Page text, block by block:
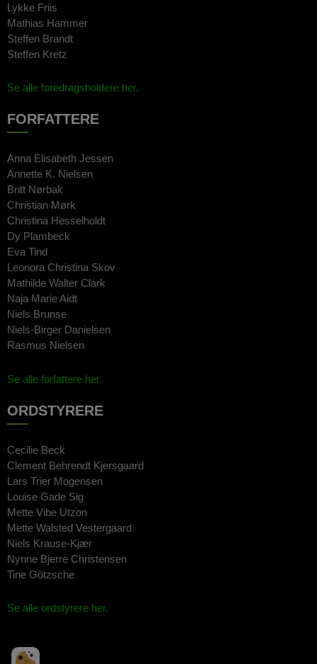
Lykke Friis
Mathias Hammer
Steffen Brandt
Steffen Kretz
Se alle foredragsholdere her.
FORFATTERE
Anna Elisabeth Jessen
Annette K. Nielsen
Britt Nørbak
Christian Mørk
Christina Hesselholdt
Dy Plambeck
Eva Tind
Leonora Christina Skov
Mathilde Walter Clark
Naja Marie Aidt
Niels Brunse
Niels-Birger Danielsen
Rasmus Nielsen
Se alle forfattere her.
ORDSTYRERE
Cecilie Beck
Clement Behrendt Kjersgaard
Lars Trier Mogensen
Louise Gade Sig
Mette Vibe Utzon
Mette Walsted Vestergaard
Niels Krause-Kjær
Nynne Bjerre Christensen
Tine Götzsche
Se alle ordstyrere her.